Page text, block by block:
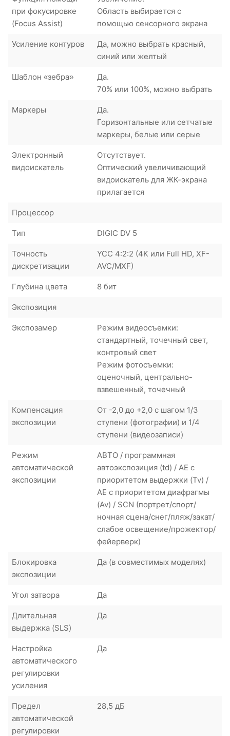
при фокусировке
(Focus Assist)
Область выбирается с
помощью сенсорного экрана
Усиление контуров
Да, можно выбрать красный,
синий или желтый
Шаблон «зебра»
Да.
70% или 100%, можно выбрать
Маркеры
Да.
Горизонтальные или сетчатые
маркеры, белые или серые
Электронный
видоискатель
Отсутствует.
Оптический увеличивающий
видоискатель для ЖК-экрана
прилагается
Процессор
Тип DIGIC DV 5
Точность
дискретизации
YCC 4:2:2 (4K или Full HD, XF-
AVC/MXF)
Глубина цвета 8 бит
Экспозиция
Экспозамер
Режим видеосъемки:
стандартный, точечный свет,
контровый свет
Режим фотосъемки:
оценочный, центрально-
взвешенный, точечный
Компенсация
экспозиции
От -2,0 до +2,0 с шагом 1/3
ступени (фотографии) и 1/4
ступени (видеозаписи)
Режим
автоматической
экспозиции
АВТО / программная
автоэкспозиция (td) / AE с
приоритетом выдержки (Tv) /
AE с приоритетом диафрагмы
(Av) / SCN (портрет/спорт/
ночная сцена/снег/пляж/закат/
слабое освещение/прожектор/
фейерверк)
Блокировка
экспозиции
Да (в совместимых моделях)
Угол затвора Да
Длительная
выдержка (SLS)
Да
Настройка
автоматического
регулировки
усиления
Да
Предел
автоматической
регулировки
28,5 дБ